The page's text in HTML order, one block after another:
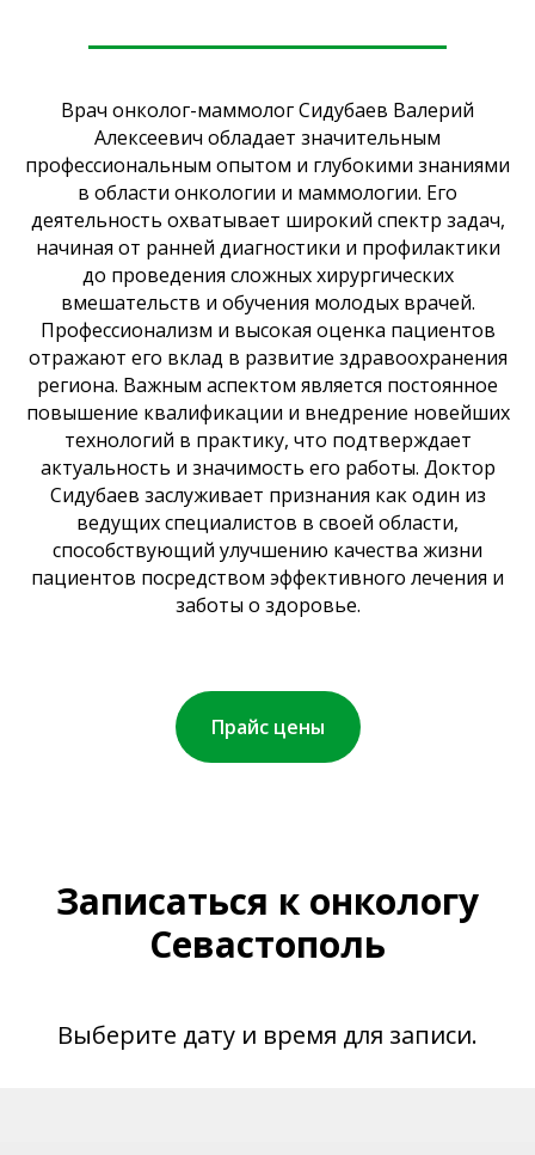
Врач онколог-маммолог Сидубаев Валерий
Алексеевич обладает значительным
профессиональным опытом и глубокими знаниями
в области онкологии и маммологии. Его
деятельность охватывает широкий спектр задач,
начиная от ранней диагностики и профилактики
до проведения сложных хирургических
вмешательств и обучения молодых врачей.
Профессионализм и высокая оценка пациентов
отражают его вклад в развитие здравоохранения
региона. Важным аспектом является постоянное
повышение квалификации и внедрение новейших
технологий в практику, что подтверждает
актуальность и значимость его работы. Доктор
Сидубаев заслуживает признания как один из
ведущих специалистов в своей области,
способствующий улучшению качества жизни
пациентов посредством эффективного лечения и
заботы о здоровье.
Прайс цены
Записаться к онкологу
Севастополь
Выберите дату и время для записи.